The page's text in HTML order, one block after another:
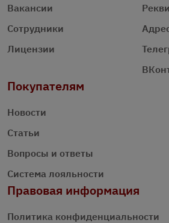
Вакансии
Сотрудники
Лицензии
Покупателям
Новости
Статьи
Вопросы и ответы
Система лояльности
Правовая информация
Политика конфиденциальности